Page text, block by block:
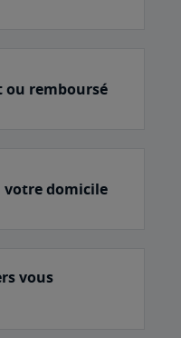
ou remboursé
votre domicile
vous